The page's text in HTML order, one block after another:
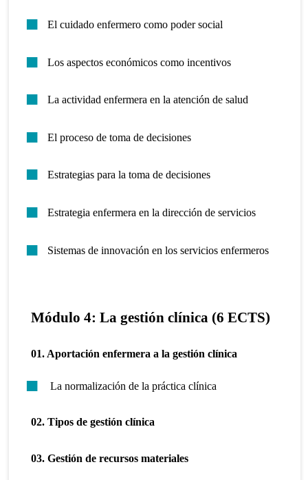
El cuidado enfermero como poder social
Los aspectos económicos como incentivos
La actividad enfermera en la atención de salud
El proceso de toma de decisiones
Estrategias para la toma de decisiones
Estrategia enfermera en la dirección de servicios
Sistemas de innovación en los servicios enfermeros
Módulo 4: La gestión clínica (6 ECTS)
01. Aportación enfermera a la gestión clínica
La normalización de la práctica clínica
02. Tipos de gestión clínica
03. Gestión de recursos materiales